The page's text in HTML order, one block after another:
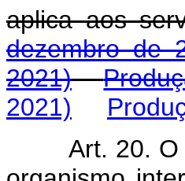
aplica aos
dezembro de
2021)
2021)
Art. 20.